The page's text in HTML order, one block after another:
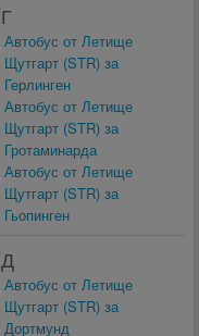
Г
Автобус от Летище
Щутгарт (STR) за
Герлинген
Автобус от Летище
Щутгарт (STR) за
Гротаминарда
Автобус от Летище
Щутгарт (STR) за
Гьопинген
Д
Автобус от Летище
Щутгарт (STR) за
Дортмунд